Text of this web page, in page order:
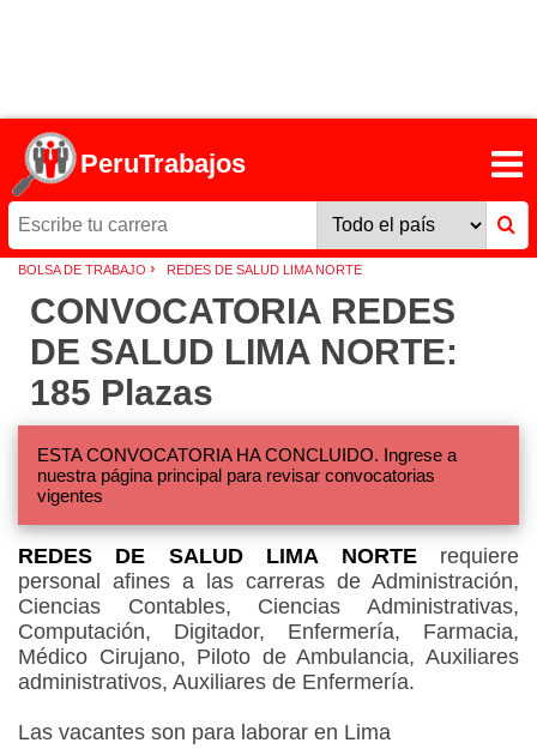
PeruTrabajos
BOLSA DE TRABAJO › REDES DE SALUD LIMA NORTE
CONVOCATORIA REDES
DE SALUD LIMA NORTE:
185 Plazas
ESTA CONVOCATORIA HA CONCLUIDO. Ingrese a
nuestra página principal para revisar convocatorias
vigentes
REDES DE SALUD LIMA NORTErequiere
personal afines a las carreras de Administración,
Ciencias Contables, Ciencias Administrativas,
Computación, Digitador, Enfermería, Farmacia,
Médico Cirujano, Piloto de Ambulancia, Auxiliares
administrativos, Auxiliares de Enfermería.
Las vacantes son para laborar en Lima